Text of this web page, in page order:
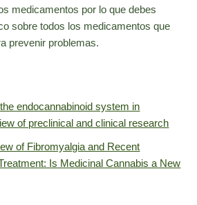
medicamentos por lo que debes
sobre todos los medicamentos que
prevenir problemas.
endocannabinoid system in
of preclinical and clinical research
of Fibromyalgia and Recent
Is Medicinal Cannabis a New